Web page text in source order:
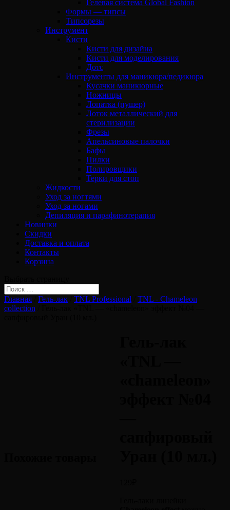
Гелевая система Global Fashion
Формы — типсы
Типсорезы
Инструмент
Кисти
Кисти для дизайна
Кисти для моделирования
Дотс
Инструменты для маникюра/педикюра
Кусачки маникюрные
Ножницы
Лопатка (пушер)
Лоток металлический для
стерилизации
Фрезы
Апельсиновые палочки
Бафы
Пилки
Полировщики
Терки для стоп
Жидкости
Уход за ногтями
Уход за ногами
Депиляция и парафинотерапия
Новинки
Скидки
Доставка и оплата
Контакты
Корзина
Главная Гель-лак TNL Professional
TNL - Chameleon
collection